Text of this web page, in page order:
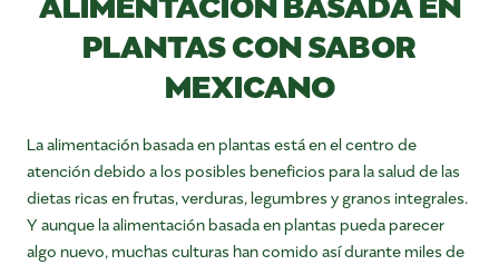
PLANTAS CON SABOR
MEXICANO
La alimentación basada en plantas está en el centro de
atención debido a los posibles beneficios para la salud de las
dietas ricas en frutas, verduras, legumbres y granos integrales.
Y aunque la alimentación basada en plantas pueda parecer
algo nuevo, muchas culturas han comido así durante miles de